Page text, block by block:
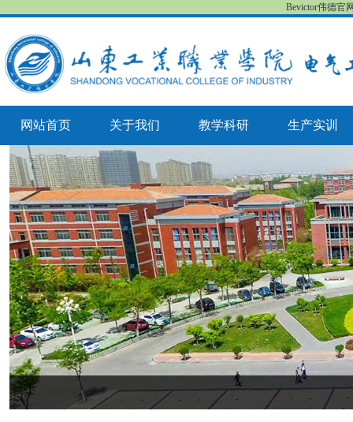
Bevictor伟德官
网站首页 关于我们 教学科研 生产实训